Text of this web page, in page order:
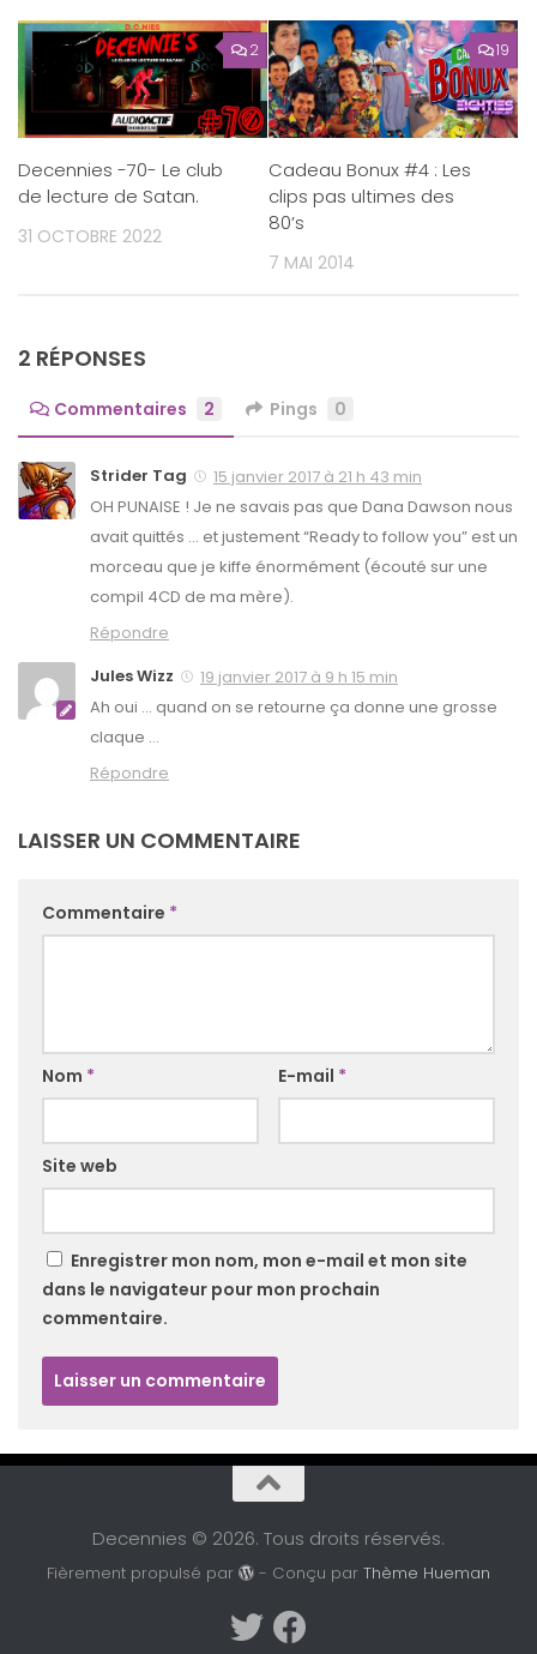
2
Decennies -70- Le club
de lecture de Satan.
31 OCTOBRE 2022
19
Cadeau Bonux #4 : Les
clips pas ultimes des
80’s
7 MAI 2014
2 RÉPONSES
Commentaires 2 Pings 0
Strider Tag
15 janvier 2017 à 21 h 43 min
OH PUNAISE ! Je ne savais pas que Dana Dawson nous
avait quittés … et justement “Ready to follow you” est un
morceau que je kiffe énormément (écouté sur une
compil 4CD de ma mère).
Répondre
Jules Wizz
19 janvier 2017 à 9 h 15 min
Ah oui … quand on se retourne ça donne une grosse
claque …
Répondre
LAISSER UN COMMENTAIRE
Commentaire *
Nom * E-mail *
Site web
Enregistrer mon nom, mon e-mail et mon site
dans le navigateur pour mon prochain
commentaire.
Decennies © 2026. Tous droits réservés.
Fièrement propulsé par - Conçu parThème Hueman